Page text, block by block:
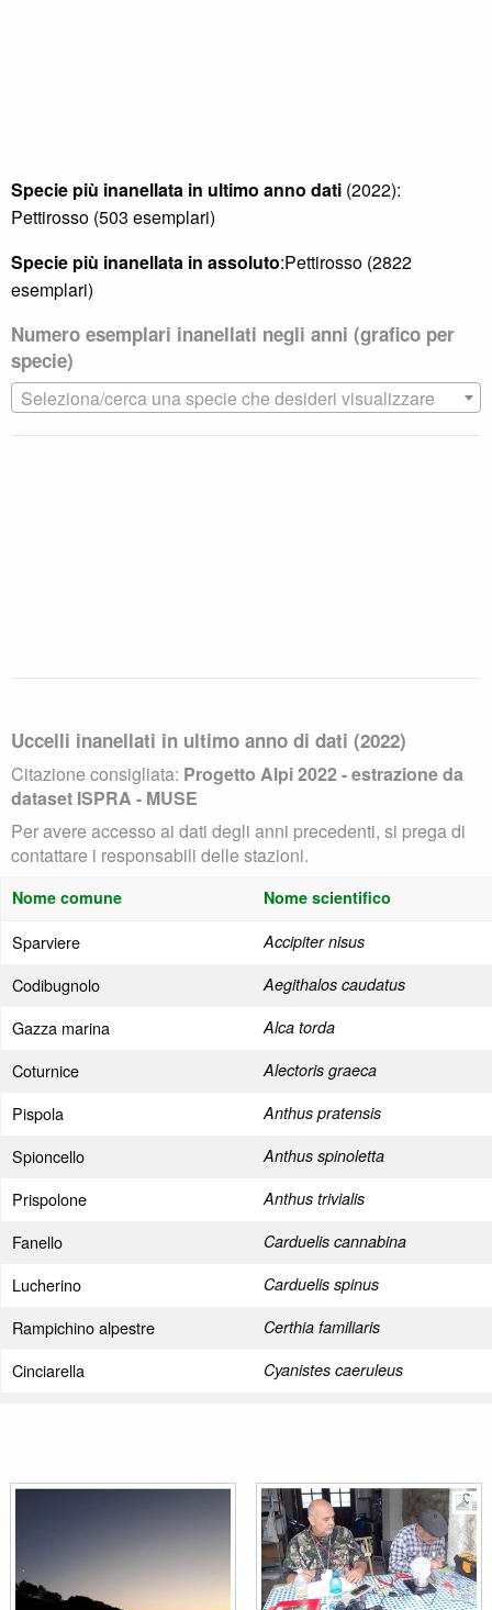
Specie più inanellata in ultimo anno dati (2022):
Pettirosso (503 esemplari)
Specie più inanellata in assoluto:Pettirosso (2822
esemplari)
Numero esemplari inanellati negli anni (grafico per
specie)
Seleziona/cerca una specie che desideri visualizzare
Uccelli inanellati in ultimo anno di dati (2022)
Citazione consigliata: Progetto Alpi 2022 - estrazione da
dataset ISPRA - MUSE
Per avere accesso ai dati degli anni precedenti, si prega di
contattare i responsabili delle stazioni.
Nome comune Nome scientifico
Sparviere Accipiter nisus
Codibugnolo Aegithalos caudatus
Gazza marina Alca torda
Coturnice Alectoris graeca
Pispola Anthus pratensis
Spioncello Anthus spinoletta
Prispolone Anthus trivialis
Fanello Carduelis cannabina
Lucherino Carduelis spinus
Rampichino alpestre Certhia familiaris
Cinciarella Cyanistes caeruleus
Emberiza cia
Erithacus rubecula
Balia nera Ficedula hypoleuca